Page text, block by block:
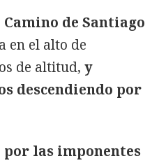
Camino de Santiago
en el alto de
de altitud, y
descendiendo por
por las imponentes